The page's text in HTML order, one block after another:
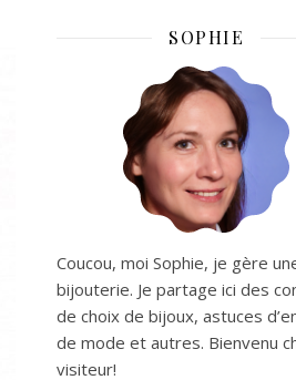
SOPHIE
Coucou, moi Sophie, je gère
bijouterie. Je partage ici des
de choix de bijoux, astuces
de mode et autres. Bienvenu
visiteur!